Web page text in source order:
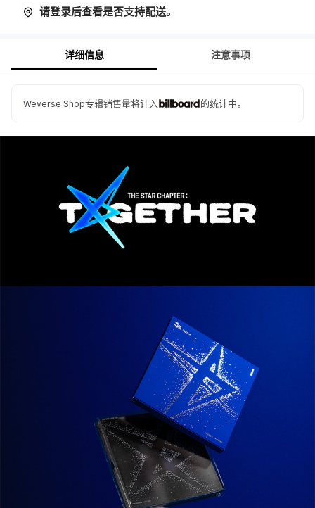
请登录后查看是否支持配送。
详细信息 注意事项
Weverse Shop专辑销售量将计入 的统计中。